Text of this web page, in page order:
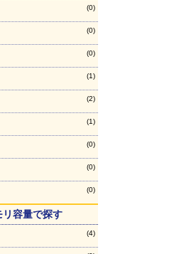
(0)
(0)
(0)
(1)
(2)
(1)
(0)
(0)
(0)
リ容量で探す
(4)